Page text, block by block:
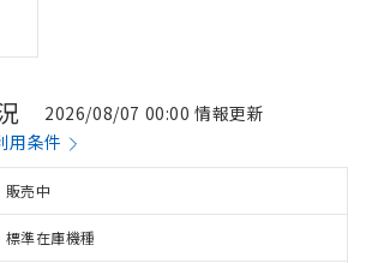
2026/08/07 00:00 情報更新
用条件
販売中
標準在庫機種